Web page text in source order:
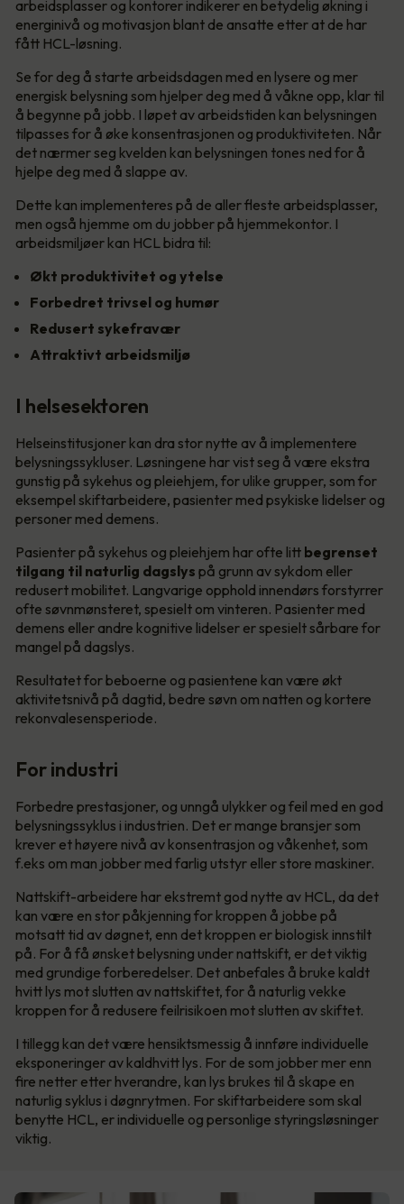
arbeidsplasser og kontorer indikerer en betydelig økning i
energinivå og motivasjon blant de ansatte etter at de har
fått HCL-løsning.
Se for deg å starte arbeidsdagen med en lysere og mer
energisk belysning som hjelper deg med å våkne opp, klar til
å begynne på jobb. I løpet av arbeidstiden kan belysningen
tilpasses for å øke konsentrasjonen og produktiviteten. Når
det nærmer seg kvelden kan belysningen tones ned for å
hjelpe deg med å slappe av.
Dette kan implementeres på de aller fleste arbeidsplasser,
men også hjemme om du jobber på hjemmekontor. I
arbeidsmiljøer kan HCL bidra til:
Økt produktivitet og ytelse
Forbedret trivsel og humør
Redusert sykefravær
Attraktivt arbeidsmiljø
I helsesektoren
Helseinstitusjoner kan dra stor nytte av å implementere
belysningssykluser. Løsningene har vist seg å være ekstra
gunstig på sykehus og pleiehjem, for ulike grupper, som for
eksempel skiftarbeidere, pasienter med psykiske lidelser og
personer med demens.
Pasienter på sykehus og pleiehjem har ofte litt begrenset
tilgang til naturlig dagslys på grunn av sykdom eller
redusert mobilitet. Langvarige opphold innendørs forstyrrer
ofte søvnmønsteret, spesielt om vinteren. Pasienter med
demens eller andre kognitive lidelser er spesielt sårbare for
mangel på dagslys.
Resultatet for beboerne og pasientene kan være økt
aktivitetsnivå på dagtid, bedre søvn om natten og kortere
rekonvalesensperiode.
For industri
Forbedre prestasjoner, og unngå ulykker og feil med en god
belysningssyklus i industrien. Det er mange bransjer som
krever et høyere nivå av konsentrasjon og våkenhet, som
f.eks om man jobber med farlig utstyr eller store maskiner.
Nattskift-arbeidere har ekstremt god nytte av HCL, da det
kan være en stor påkjenning for kroppen å jobbe på
motsatt tid av døgnet, enn det kroppen er biologisk innstilt
på. For å få ønsket belysning under nattskift, er det viktig
med grundige forberedelser. Det anbefales å bruke kaldt
hvitt lys mot slutten av nattskiftet, for å naturlig vekke
kroppen for å redusere feilrisikoen mot slutten av skiftet.
I tillegg kan det være hensiktsmessig å innføre individuelle
eksponeringer av kaldhvitt lys. For de som jobber mer enn
fire netter etter hverandre, kan lys brukes til å skape en
naturlig syklus i døgnrytmen. For skiftarbeidere som skal
benytte HCL, er individuelle og personlige styringsløsninger
viktig.